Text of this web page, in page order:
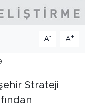
A- A+
Strateji